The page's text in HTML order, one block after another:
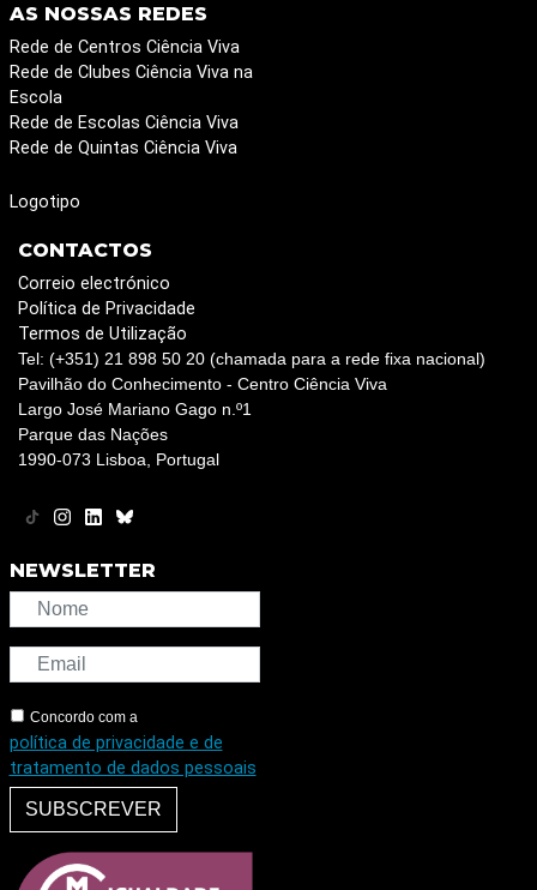
AS NOSSAS REDES
Rede de Centros Ciência Viva
Rede de Clubes Ciência Viva na
Escola
Rede de Escolas Ciência Viva
Rede de Quintas Ciência Viva
Logotipo
CONTACTOS
Correio electrónico
Política de Privacidade
Termos de Utilização
Tel: (+351) 21 898 50 20 (chamada para a rede fixa nacional)
Pavilhão do Conhecimento - Centro Ciência Viva
Largo José Mariano Gago n.º1
Parque das Nações
1990-073 Lisboa, Portugal
NEWSLETTER
Concordo com a
política de privacidade e de
tratamento de dados pessoais
SUBSCREVER